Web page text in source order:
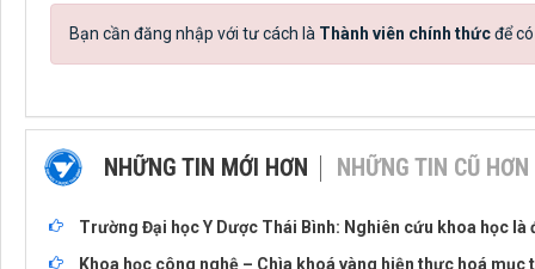
Bạn cần đăng nhập với tư cách là Thành viên chính thứcđể
NHỮNG TIN MỚI HƠN NHỮNG TIN CŨ HƠN
Trường Đại học Y Dược Thái Bình: Nghiên cứu khoa học
Khoa học công nghệ – Chìa khoá vàng hiện thực hoá mục